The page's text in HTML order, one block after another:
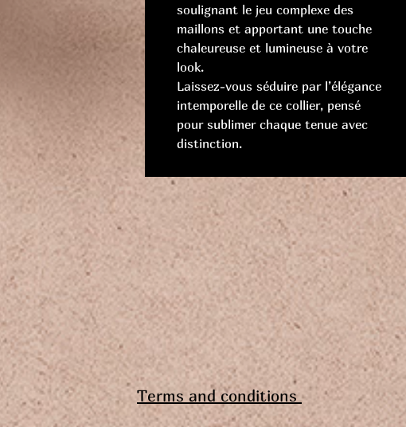
soulignant le jeu complexe des
maillons et apportant une touche
chaleureuse et lumineuse à votre
look.
Laissez-vous séduire par l’élégance
intemporelle de ce collier, pensé
pour sublimer chaque tenue avec
distinction.
Terms and conditions